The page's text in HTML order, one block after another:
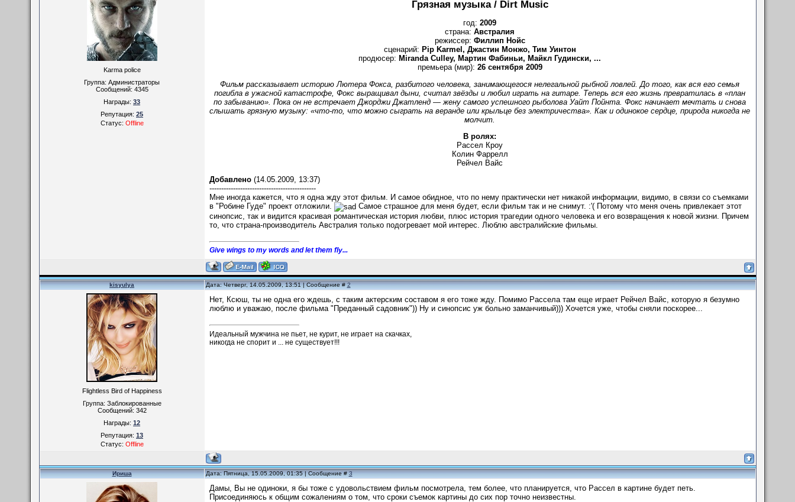
Karma police
Группа: Администраторы
Сообщений:4345
Награды:33
Репутация:25
Статус:Offline
Грязная музыка / Dirt Music
год: 2009
страна: Австралия
режиссер: Филлип Нойс
сценарий: Pip Karmel, Джастин Монжо, Тим Уинтон
продюсер: Miranda Culley, Мартин Фабиньи, Майкл Гудински, ...
премьера (мир): 26 сентября 2009
Фильм рассказывает историю Лютера Фокса, разбитого человека, занимающегося нелегальной рыбной ловлей. До того, как вся его семья
погибла в ужасной катастрофе, Фокс выращивал дыни, считал звёзды и любил играть на гитаре. Теперь вся его жизнь превратилась в «план
по забыванию». Пока он не встречает Джорджи Джатленд — жену самого успешного рыболова Уайт Пойнта. Фокс начинает мечтать и снова
слышать грязную музыку: «что-то, что можно сыграть на веранде или крыльце без электричества». Как и одинокое сердце, природа никогда не
молчит.
В ролях:
Рассел Кроу
Колин Фаррелл
Рейчел Вайс
Добавлено(14.05.2009, 13:37)
---------------------------------------------
Мне иногда кажется, что я одна жду этот фильм. И самое обидное, что по нему практически нет никакой информации, видимо, в связи со съемками
в "Робине Гуде" проект отложили.
Самое страшное для меня будет, если фильм так и не снимут. :'( Потому что меня очень привлекает этот
синопсис, так и видится красивая романтическая история любви, плюс история трагедии одного человека и его возвращения к новой жизни. Причем
то, что страна-производитель Австралия только подогревает мой интерес. Люблю австралийские фильмы.
Give wings to my words and let them fly...
kisyulya Дата: Четверг, 14.05.2009, 13:51 | Сообщение #2
Flightless Bird of Happiness
Группа: Заблокированные
Сообщений:342
Награды:12
Репутация:13
Статус:Offline
Нет, Ксюш, ты не одна его ждешь, с таким актерским составом я его тоже жду. Помимо Рассела там еще играет Рейчел Вайс, которую я безумно
люблю и уважаю, после фильма "Преданный садовник")) Ну и синопсис уж больно заманчивый))) Хочется уже, чтобы сняли поскорее...
Идеальный мужчина не пьет, не курит, не играет на скачках,
никогда не спорит и ... не существует!!!
Ириша Дата: Пятница, 15.05.2009, 01:35 | Сообщение #3
Дамы, Вы не одиноки, я бы тоже с удовольствием фильм посмотрела, тем более, что планируется, что Рассел в картине будет петь.
Присоединяюсь к общим сожалениям о том, что сроки съемок картины до сих пор точно неизвестны.